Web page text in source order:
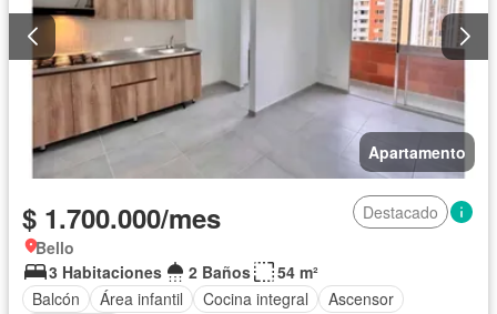
Apartamento
$ 1.700.000/mes
Destacado
Bello
3 Habitaciones
2 Baños
54 m²
Balcón
Área infantil Cocina integral
Ascensor